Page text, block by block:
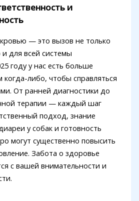
и
— это вызов не только
для всей системы
году у нас есть больше
когда-либо, чтобы справляться
От ранней диагностики до
терапии — каждый шаг
подход, знание
у собак и готовность
могут существенно повысить
Забота о здоровье
с вашей внимательности и